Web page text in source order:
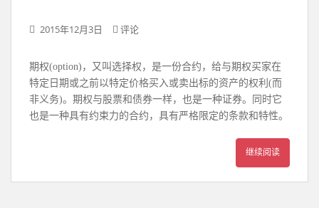
2015年12月3日 评论
期权(option)，又叫选择权，是一份合约，给与期权买家在
特定日期或之前以特定价格买入或卖出标的资产的权利(而
非义务)。期权与股票和债券一样，也是一种证券。同时它
也是一种具有约束力的合约，具有严格限定的条款和特性。
继续阅读